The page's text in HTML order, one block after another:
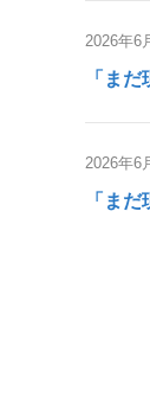
2026年6
「ま
2026年6
「ま